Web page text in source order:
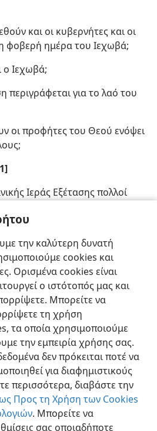
την καλύτερη δυνατή
cookies και
Ορισμένα cookies είναι
ο ιστότοπός μας και
Μπορείτε να
τη χρήση
τα οποία χρησιμοποιούμε
την εμπειρία χρήσης σας.
δεν πρόκειται ποτέ να
για διαφημιστικούς
περισσότερα, διαβάστε την
Προς τη Χρήση των Cookies
. Μπορείτε να
σας οποιαδήποτε
και οι κυβερνήτες και οι
φοβερή ημέρα του Ιεχωβά;
ο Ιεχωβά;
περιγράφεται για το λαό του
οι προφήτες του Θεού ενόψει
Ιεράς Εξέτασης πολλοί
of Illustration/J. G. Heck